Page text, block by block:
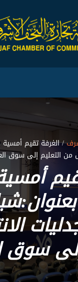
/ الغرفة تقيم أمسية
من التعليم إلى سوق
سوق